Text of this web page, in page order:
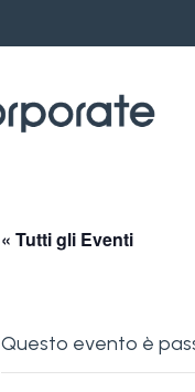
« Tutti gli Eventi
Questo evento è